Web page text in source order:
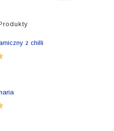
z chilli